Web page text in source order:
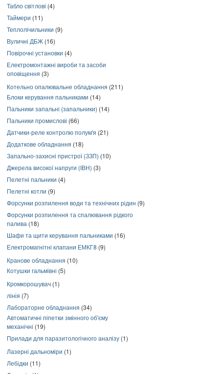
Табло світлові (4)
Таймери (11)
Теплолічильники (9)
Вуличні ДБЖ (16)
Повірочні установки (4)
Електромонтажні вироби та засоби
оповіщення (3)
Котельно опалювальне обладнання (211)
Блоки керування пальниками (14)
Пальники запальні (запальники) (14)
Пальники промислові (66)
Датчики-реле контролю полум'я (21)
Додаткове обладнання (18)
Запально-захисні пристрої (ЗЗП) (10)
Джерела високої напруги (ІВН) (3)
Пелетні пальники (4)
Пелетні котли (9)
Форсунки розпилення води та технічних рідин (9)
Форсунки розпилення та спалювання рідкого
палива (18)
Шафи та щити керування пальниками (16)
Електромагнітні клапани ЕМКГ8 (9)
Кранове обладнання (10)
Котушки гальмівні (5)
Кромкорошувач (1)
лінія (7)
Лабораторне обладнання (34)
Автоматичні піпетки змінного об'єму
механічні (19)
Прилади для паразитологічного аналізу (1)
Лазерні дальноміри (1)
Лебідки (11)